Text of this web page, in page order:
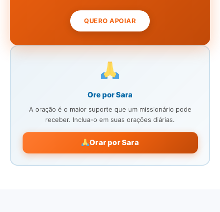
QUERO APOIAR
Ore por Sara
A oração é o maior suporte que um missionário pode
receber. Inclua-o em suas orações diárias.
Orar por Sara